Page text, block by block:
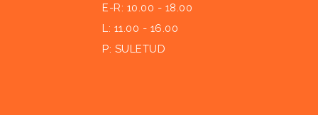
E-R: 10.00 - 18.00
L: 11.00 - 16.00
P: SULETUD